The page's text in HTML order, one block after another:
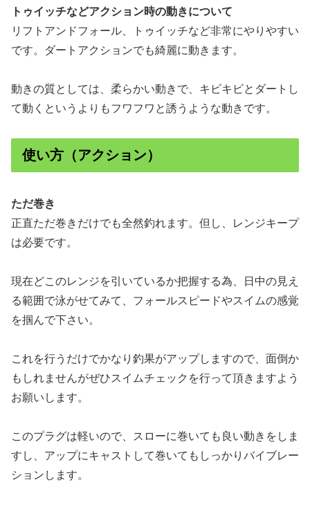
トゥイッチなどアクション時の動きについて
リフトアンドフォール、トゥイッチなど非常にやりやすい
です。ダートアクションでも綺麗に動きます。
動きの質としては、柔らかい動きで、キビキビとダートし
て動くというよりもフワフワと誘うような動きです。
使い方（アクション）
ただ巻き
正直ただ巻きだけでも全然釣れます。但し、レンジキープ
は必要です。
現在どこのレンジを引いているか把握する為、日中の見え
る範囲で泳がせてみて、フォールスピードやスイムの感覚
を掴んで下さい。
これを行うだけでかなり釣果がアップしますので、面倒か
もしれませんがぜひスイムチェックを行って頂きますよう
お願いします。
このプラグは軽いので、スローに巻いても良い動きをしま
すし、アップにキャストして巻いてもしっかりバイブレー
ションします。